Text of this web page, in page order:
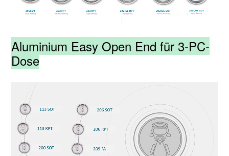
Aluminium Easy Open End für 3-PC-
Dose